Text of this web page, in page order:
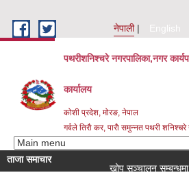
नेपाली
English
पथरीशनिश्चरे नगरपालिका,नगर
कार्यालय
कोशी प्रदेश, मोरङ, नेपाल
गर्वले तिराै कर, पाराै समुन्नत पथरी शनिश्चरे
ताजा समाचार
खोप सञ्चालन सम्बन्धमा ।